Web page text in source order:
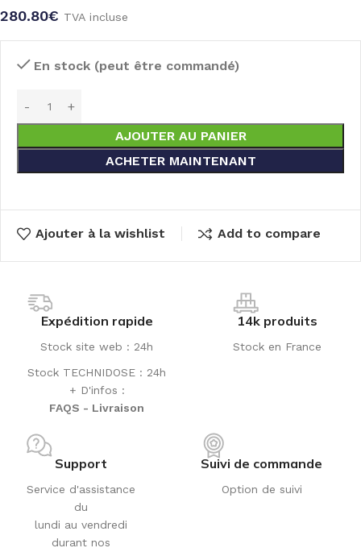
280.80€ TVA incluse
En stock (peut être commandé)
AJOUTER AU PANIER
ACHETER MAINTENANT
Ajouter à la wishlist Add to compare
Expédition rapide
Stock site web : 24h
Stock TECHNIDOSE : 24h
+ D'infos :
FAQS - Livraison
14k produits
Stock en France
Support
Service d'assistance
du
lundi au vendredi
durant nos
Suivi de commande
Option de suivi